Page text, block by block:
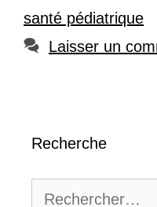
santé pédiatrique
Laisser un
Recherche